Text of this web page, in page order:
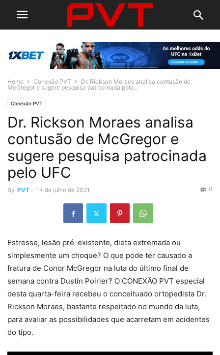
Home Conexão PVT
Dr. Rickson Moraes analisa contusão de
McGregor e sugere pesquisa patrocinada pelo...
Conexão PVT
Dr. Rickson Moraes analisa
contusão de McGregor e
sugere pesquisa patrocinada
pelo UFC
By PVT - 14 de julho de 2021 0
Estresse, lesão pré-existente, dieta extremada ou
simplesmente um choque? O que pode ter causado a
fratura de Conor McGregor na luta do último final de
semana contra Dustin Poirier? O CONEXÃO PVT especial
desta quarta-feira recebeu o conceituado ortopedista Dr.
Rickson Moraes, bastante respeitado no mundo da luta,
para avaliar as possibilidades que acarretam em acidentes
do tipo.